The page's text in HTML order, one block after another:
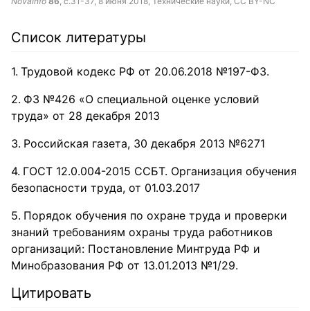
Список литературы
Трудовой кодекс РФ от 20.06.2018 №197-ФЗ.
ФЗ №426 «О специальной оценке условий
труда» от 28 декабря 2013
Российская газета, 30 декабря 2013 №6271
ГОСТ 12.0.004-2015 ССБТ. Организация обучения
безопасности труда, от 01.03.2017
Порядок обучения по охране труда и проверки
знаний требованиям охраны труда работников
организаций: Постановление Минтруда РФ и
Минобразования РФ от 13.01.2013 №1/29.
Цитировать